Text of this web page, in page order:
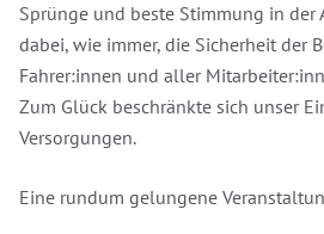
Sprünge und beste Stimmung in der
dabei, wie immer, die Sicherheit der
Fahrer:innen und aller
Zum Glück beschränkte sich unser
Versorgungen.
Eine rundum gelungene